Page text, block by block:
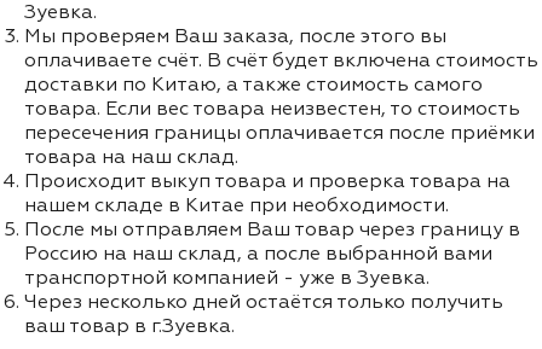
Зуевка.
Мы проверяем Ваш заказа, после этого вы
оплачиваете счёт. В счёт будет включена стоимость
доставки по Китаю, а также стоимость самого
товара. Если вес товара неизвестен, то стоимость
пересечения границы оплачивается после приёмки
товара на наш склад.
Происходит выкуп товара и проверка товара на
нашем складе в Китае при необходимости.
После мы отправляем Ваш товар через границу в
Россию на наш склад, а после выбранной вами
транспортной компанией - уже в Зуевка.
Через несколько дней остаётся только получить
ваш товар в г.Зуевка.